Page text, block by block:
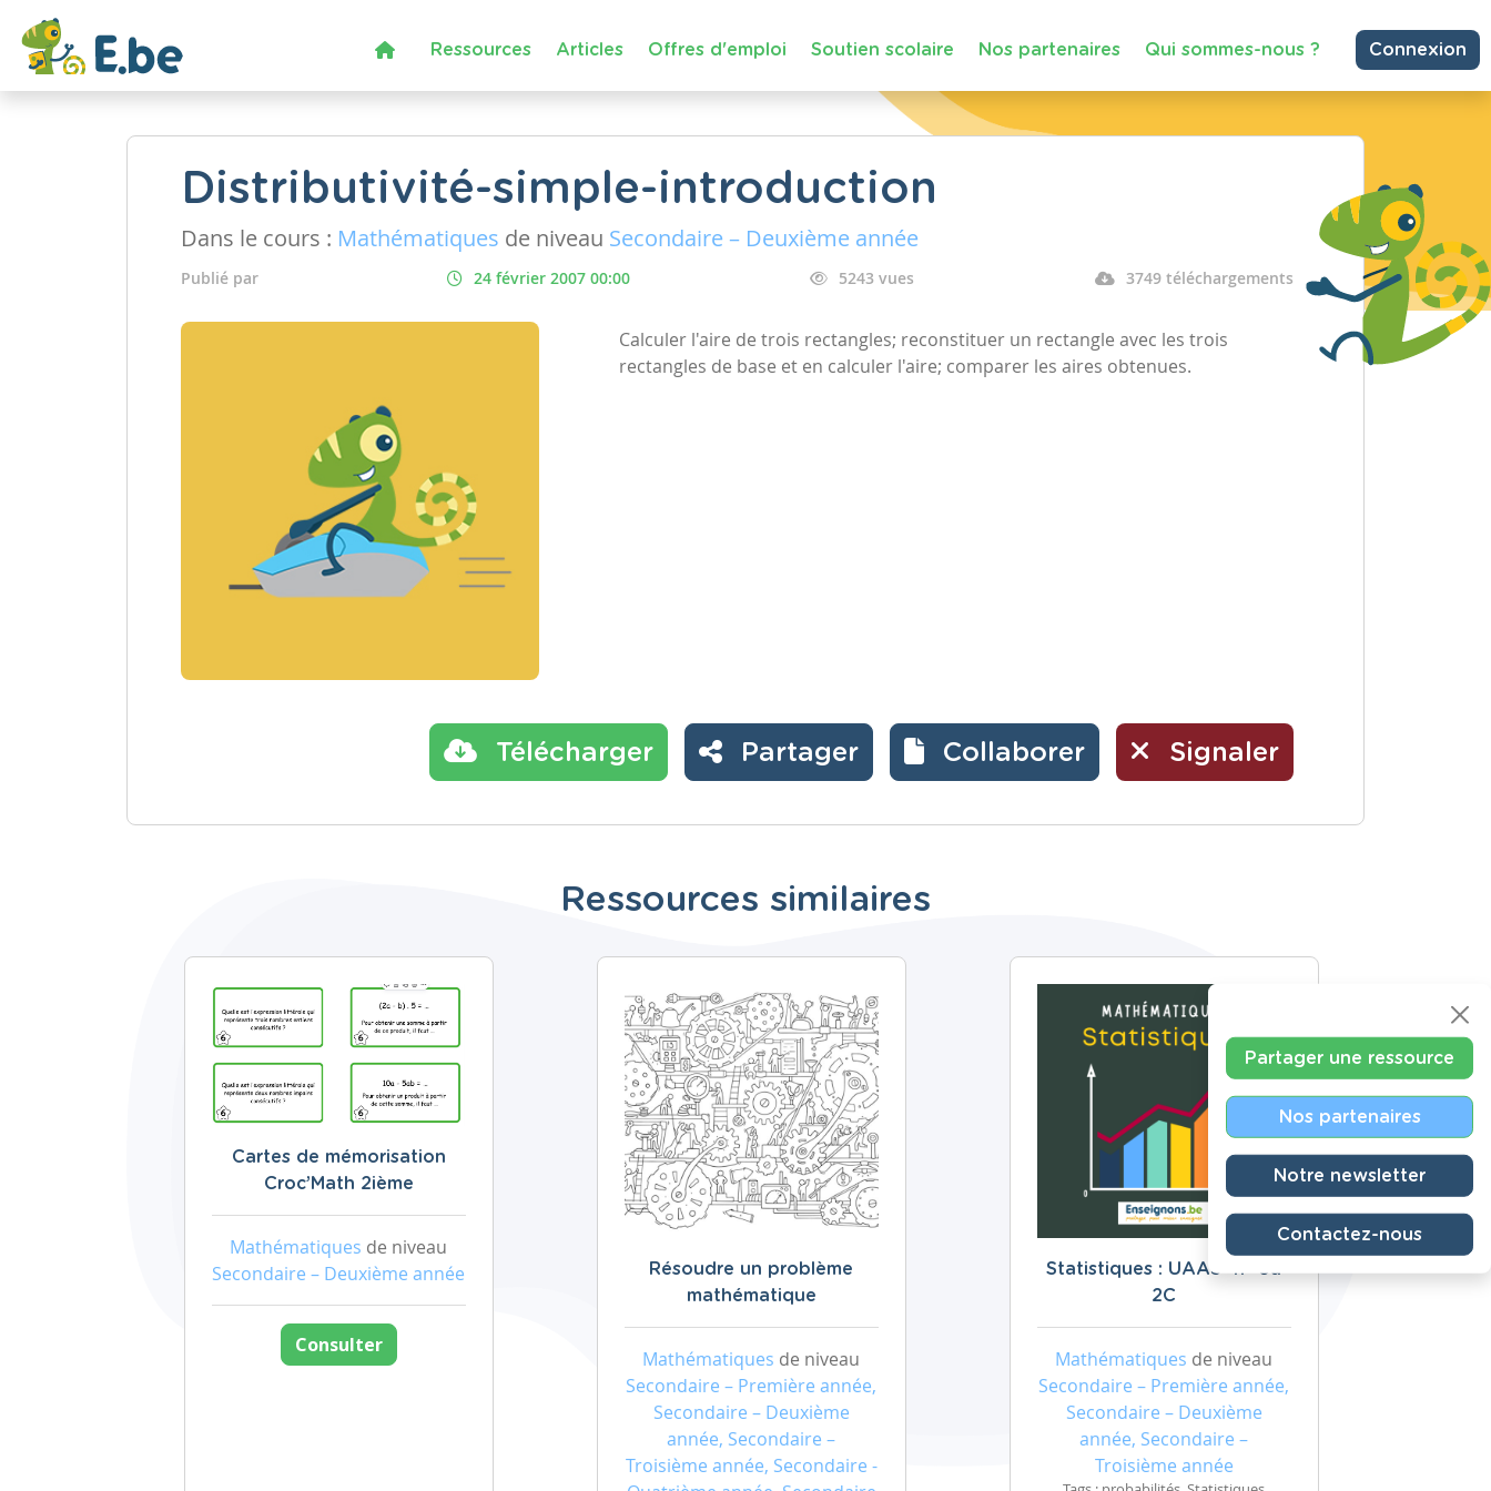
Ressources Articles Offres d'emploi Soutien scolaire Nos partenaires Qui sommes-nous ? Connexion
Distributivité-simple-introduction
Dans le cours : Mathématiques de niveau Secondaire – Deuxième année
Publié par 24 février 2007 00:00 5243 vues 3749 téléchargements
Calculer l'aire de trois rectangles; reconstituer un rectangle avec les trois
rectangles de base et en calculer l'aire; comparer les aires obtenues.
Télécharger Partager Collaborer Signaler
Ressources similaires
Cartes de mémorisation
Croc’Math 2ième
Mathématiques de niveau
Secondaire – Deuxième année
Consulter
Résoudre un problème
mathématique
Mathématiques de niveau
Secondaire – Première année,
Secondaire – Deuxième
année, Secondaire –
Troisième année, Secondaire -
Statistiques : UAA3 4P ou
2C
Mathématiques de niveau
Secondaire – Première année,
Secondaire – Deuxième
année, Secondaire –
Troisième année
Partager une ressource
Nos partenaires
Notre newsletter
Contactez-nous